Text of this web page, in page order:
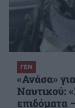
ΓΕΝ
«Ανάσα»
Ναυτικού:
επιδόματα